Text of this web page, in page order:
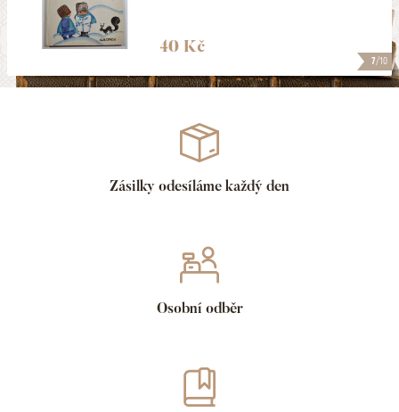
7/10
40 Kč
Zásilky odesíláme každý den
Osobní odběr